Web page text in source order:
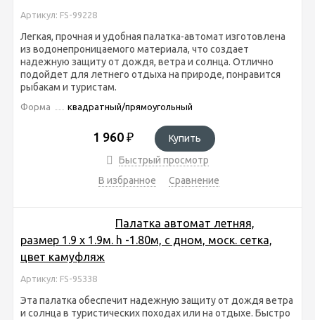
Артикул: FS-99228
Легкая, прочная и удобная палатка-автомат изготовлена
из водонепроницаемого материала, что создает
надежную защиту от дождя, ветра и солнца. Отлично
подойдет для летнего отдыха на природе, понравится
рыбакам и туристам.
Форма квадратный/прямоугольный
1 960 ₽
Купить
Быстрый просмотр
В избранное
Сравнение
Палатка автомат летняя,
размер 1.9 х 1.9м. h -1.80м, с дном, моск. сетка,
цвет камуфляж
Артикул: FS-95338
Эта палатка обеспечит надежную защиту от дождя ветра
и солнца в туристических походах или на отдыхе. Быстро